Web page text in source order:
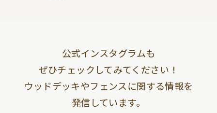
公式インスタグラムも
ぜひチェックしてみてください！
ウッドデッキやフェンスに関する情報を
発信しています。